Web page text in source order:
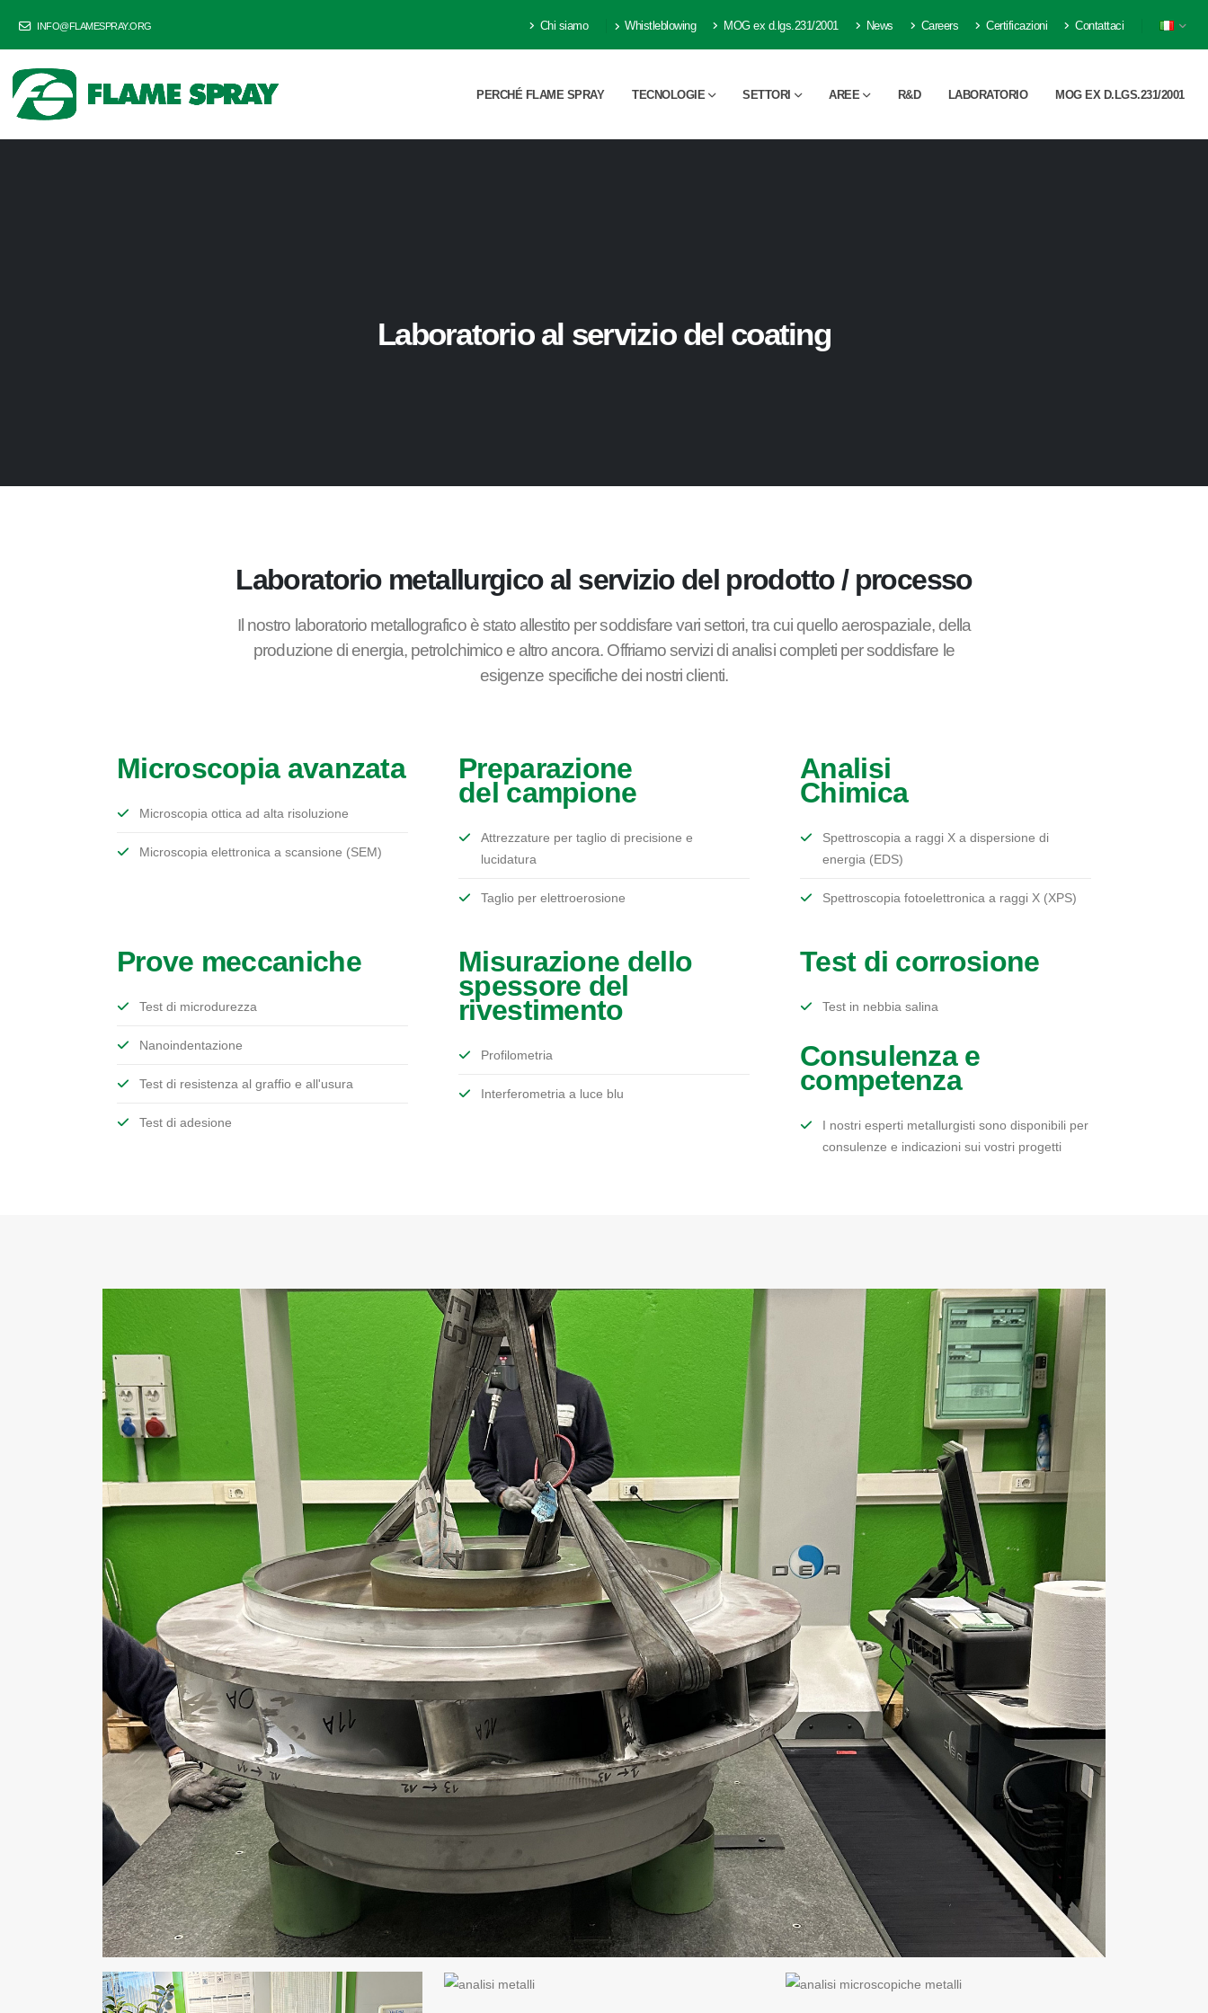
INFO@FLAMESPRAY.ORG Chi siamo Whistleblowing MOG ex d.lgs.231/2001 News Careers Certificazioni Contattaci
PERCHÉ FLAME SPRAY TECNOLOGIE SETTORI AREE R&D LABORATORIO MOG EX D.LGS.231/2001
Laboratorio al servizio del coating
Laboratorio metallurgico al servizio del prodotto / processo
Il nostro laboratorio metallografico è stato allestito per soddisfare vari settori, tra cui quello aerospaziale, della
produzione di energia, petrolchimico e altro ancora. Offriamo servizi di analisi completi per soddisfare le
esigenze specifiche dei nostri clienti.
Microscopia avanzata
Microscopia ottica ad alta risoluzione
Microscopia elettronica a scansione (SEM)
Preparazione
del campione
Attrezzature per taglio di precisione e
lucidatura
Taglio per elettroerosione
Analisi
Chimica
Spettroscopia a raggi X a dispersione di
energia (EDS)
Spettroscopia fotoelettronica a raggi X (XPS)
Prove meccaniche
Test di microdurezza
Nanoindentazione
Test di resistenza al graffio e all'usura
Test di adesione
Misurazione dello
spessore del
rivestimento
Profilometria
Interferometria a luce blu
Test di corrosione
Test in nebbia salina
Consulenza e
competenza
I nostri esperti metallurgisti sono disponibili per
consulenze e indicazioni sui vostri progetti